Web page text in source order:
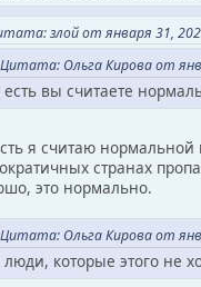
злой от января 31,
Цитата: Ольга Кирова от
есть вы считаете
я считаю
странах
это нормально.
Цитата: Ольга Кирова от
люди, которые этого не